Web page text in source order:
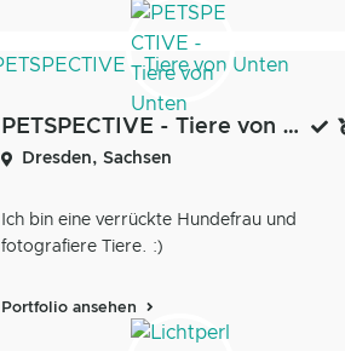
PETSPECTIVE - Tiere von Unten
Dresden, Sachsen
Ich bin eine verrückte Hundefrau und
fotografiere Tiere. :)
Portfolio ansehen